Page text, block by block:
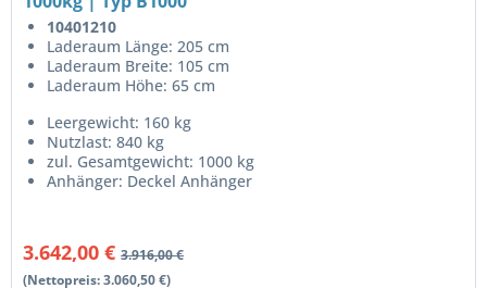
10401210
Laderaum Länge: 205 cm
Laderaum Breite: 105 cm
Laderaum Höhe: 65 cm
Leergewicht: 160 kg
Nutzlast: 840 kg
zul. Gesamtgewicht: 1000 kg
Anhänger: Deckel Anhänger
3.642,00 € 3.916,00 €
(Nettopreis: 3.060,50 €)